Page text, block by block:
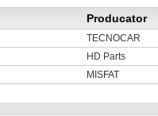
Producator
TECNOCAR
HD Parts
MISFAT